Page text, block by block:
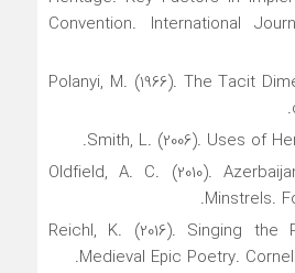
Convention. International
Polanyi, M. (1966). The Tacit
Smith, L. (2006). Uses of
Oldfield, A. C. (2010).
Minstrels.
Reichl, K. (2016). Singing the
Medieval Epic Poetry.